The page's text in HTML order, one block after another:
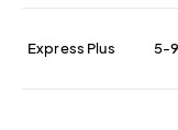
Express Plus 5-